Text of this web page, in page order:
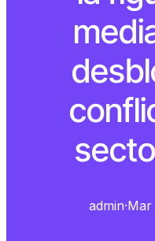
admin·Mar